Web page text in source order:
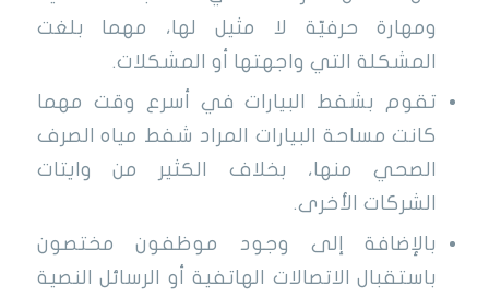
ومهارة حرفيّة لا مثيل لها، مهما بلغت
المشكلة التي واجهتها أو المشكلات.
تقوم بشفط البيارات في أسرع وقت مهما
كانت مساحة البيارات المراد شفط مياه الصرف
الصحي منها، بخلاف الكثير من وايتات
الشركات الأخرى.
بالإضافة إلى وجود موظفون مختصون
باستقبال الاتصالات الهاتفية أو الرسائل النصية